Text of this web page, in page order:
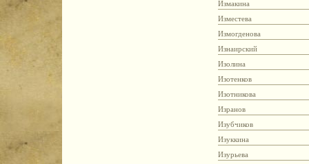
Измакина
Изместева
Измогденова
Изнаирский
Изолина
Изотенков
Изотникова
Изранов
Изубчиков
Изуккина
Изурьева